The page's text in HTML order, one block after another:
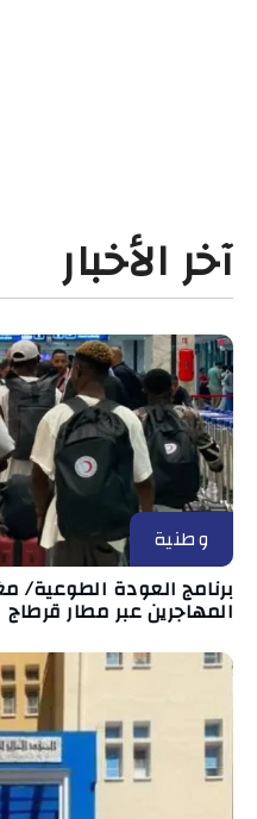
آخر الأخبار
وطنية
برنامج العودة الطوعية/
المهاجرين عبر مطار قرطاج